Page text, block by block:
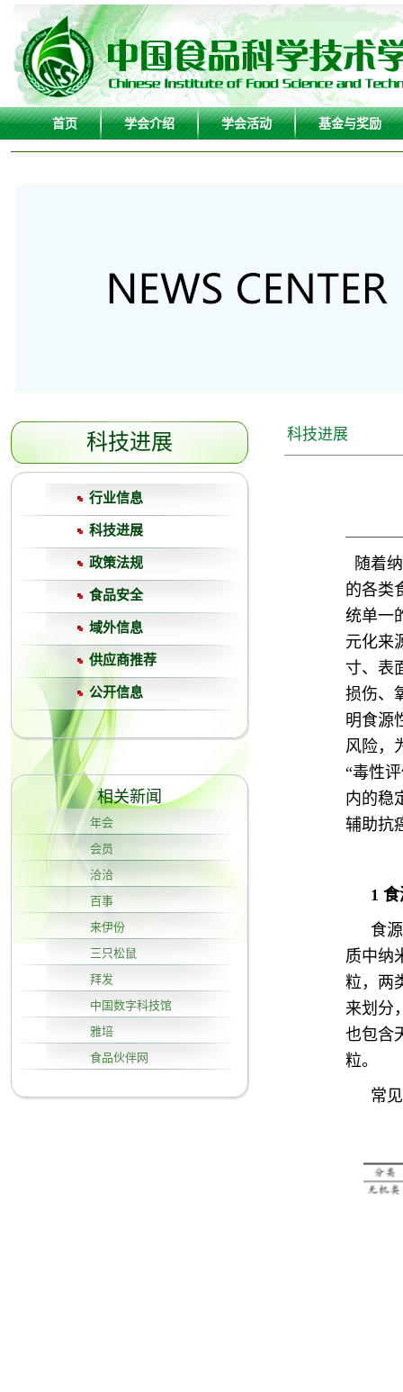
首页 学会介绍 学会活动 基金与奖励
科技进展
行业信息
科技进展
政策法规
食品安全
域外信息
供应商推荐
公开信息
相关新闻
年会
会员
洽洽
百事
来伊份
三只松鼠
拜发
中国数字科技馆
雅培
食品伙伴网
科技进展
随着
的各类
统单一
元化来
寸、表
损伤、
明食源
风险，
“毒性
内的稳
辅助抗
1
食
质中纳
粒，两
来划分
也包含
粒。
常